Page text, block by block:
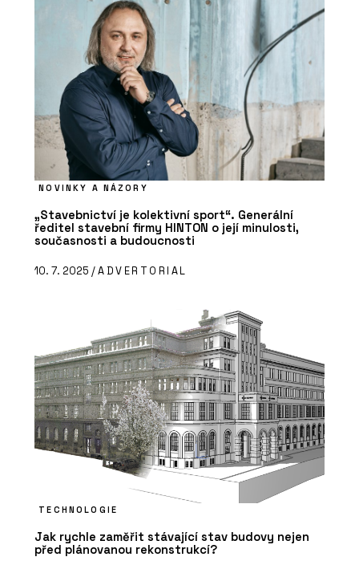
NOVINKY A NÁZORY
„Stavebnictví je kolektivní sport“. Generální
ředitel stavební firmy HINTON o její minulosti,
současnosti a budoucnosti
10. 7. 2025 /ADVERTORIAL
TECHNOLOGIE
Jak rychle zaměřit stávající stav budovy nejen
před plánovanou rekonstrukcí?